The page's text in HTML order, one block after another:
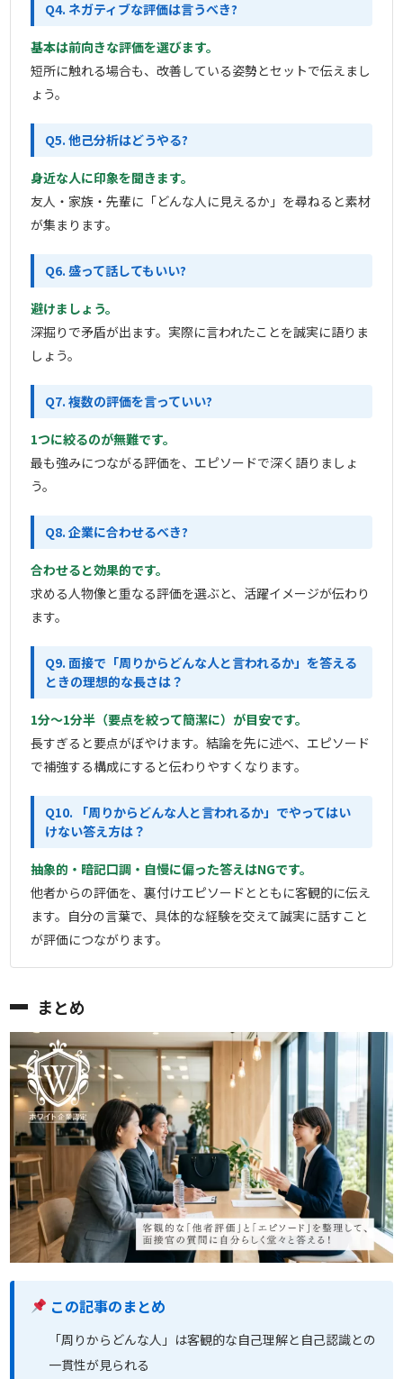
Q4. ネガティブな評価は言うべき?
基本は前向きな評価を選びます。
短所に触れる場合も、改善している姿勢とセットで伝えまし
ょう。
Q5. 他己分析はどうやる?
身近な人に印象を聞きます。
友人・家族・先輩に「どんな人に見えるか」を尋ねると素材
が集まります。
Q6. 盛って話してもいい?
避けましょう。
深掘りで矛盾が出ます。実際に言われたことを誠実に語りま
しょう。
Q7. 複数の評価を言っていい?
1つに絞るのが無難です。
最も強みにつながる評価を、エピソードで深く語りましょ
う。
Q8. 企業に合わせるべき?
合わせると効果的です。
求める人物像と重なる評価を選ぶと、活躍イメージが伝わり
ます。
Q9. 面接で「周りからどんな人と言われるか」を答える
ときの理想的な長さは？
1分〜1分半（要点を絞って簡潔に）が目安です。
長すぎると要点がぼやけます。結論を先に述べ、エピソード
で補強する構成にすると伝わりやすくなります。
Q10. 「周りからどんな人と言われるか」でやってはい
けない答え方は？
抽象的・暗記口調・自慢に偏った答えはNGです。
他者からの評価を、裏付けエピソードとともに客観的に伝え
ます。自分の言葉で、具体的な経験を交えて誠実に話すこと
が評価につながります。
まとめ
この記事のまとめ
「周りからどんな人」は客観的な自己理解と自己認識との
一貫性が見られる